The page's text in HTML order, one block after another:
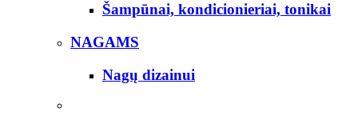
Šampūnai, kondicionieriai, tonikai
NAGAMS
Nagų dizainui